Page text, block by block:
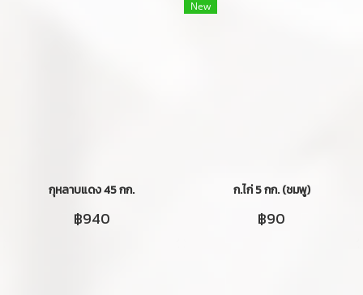
กุหลาบแดง 45 กก.
฿940
New
ก.ไก่ 5 กก. (ชมพู)
฿90